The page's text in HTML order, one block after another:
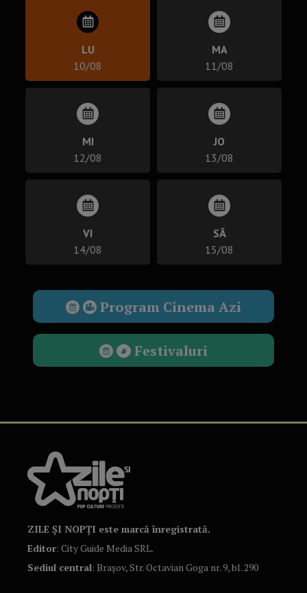
LU
10/08
MA
11/08
MI
12/08
JO
13/08
VI
14/08
SÂ
15/08
Program Cinema Azi
Festivaluri
ZILE ȘI NOPȚI este marcă înregistrată.
Editor: City Guide Media SRL.
Sediul central: Brașov, Str. Octavian Goga nr. 9, bl. 290